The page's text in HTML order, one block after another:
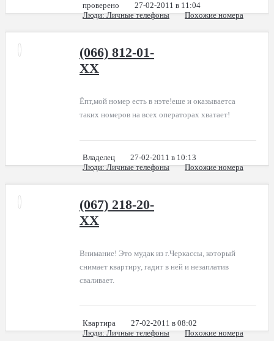
проверено
27-02-2011 в 11:04
Люди: Личные телефоны Похожие номера
(066) 812-01-
XX
Ёпт,мой номер есть в нэте!еше и оказываетса
таких номеров на всех операторах хватает!
Владелец
27-02-2011 в 10:13
Люди: Личные телефоны Похожие номера
(067) 218-20-
XX
Внимание! Это мудак из г.Черкассы, который
снимает квартиру, гадит в ней и незаплатив
сваливает.
Квартира
27-02-2011 в 08:02
Люди: Личные телефоны Похожие номера